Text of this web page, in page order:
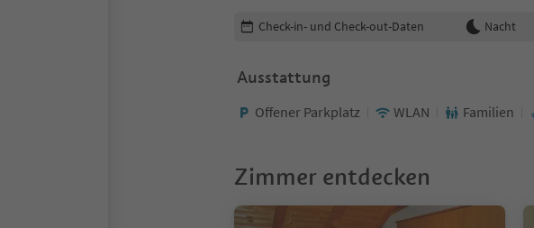
Buchungsdetails bearbeiten
Check-in- und Check-out-Daten Nacht
Ausstattung
Offener Parkplatz WLAN Familien
Zimmer entdecken